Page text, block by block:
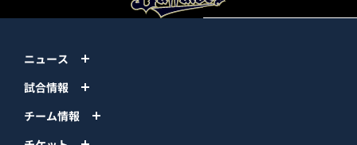
ニュース
試合情報
チーム情報